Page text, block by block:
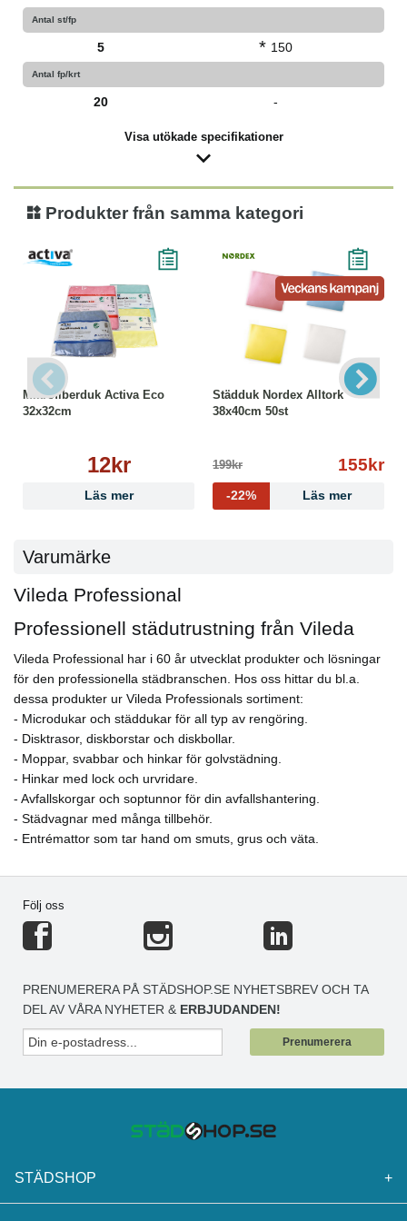
Antal st/fp
5 * 150
Antal fp/krt
20 -
Visa utökade specifikationer
Produkter från samma kategori
Mikrofiberduk Activa Eco
32x32cm
12kr
Läs mer
Städduk Nordex Alltork
38x40cm 50st
199kr 155kr
-22% Läs mer
Varumärke
Vileda Professional
Professionell städutrustning från Vileda
Vileda Professional har i 60 år utvecklat produkter och lösningar
för den professionella städbranschen. Hos oss hittar du bl.a.
dessa produkter ur Vileda Professionals sortiment:
- Microdukar och städdukar för all typ av rengöring.
- Disktrasor, diskborstar och diskbollar.
- Moppar, svabbar och hinkar för golvstädning.
- Hinkar med lock och urvridare.
- Avfallskorgar och soptunnor för din avfallshantering.
- Städvagnar med många tillbehör.
- Entrémattor som tar hand om smuts, grus och väta.
Följ oss
PRENUMERERA PÅ STÄDSHOP.SE NYHETSBREV OCH TA
DEL AV VÅRA NYHETER & ERBJUDANDEN!
Prenumerera
STÄDSHOP +